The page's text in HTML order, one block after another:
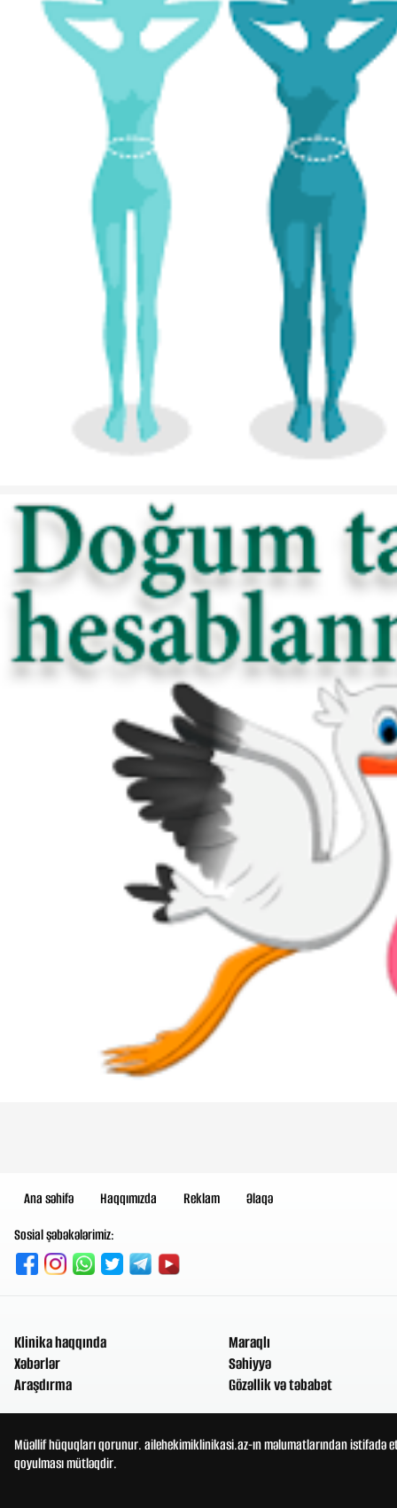
Ana səhifə Haqqımızda Reklam
Əlaqə
Sosial şəbəkələrimiz:
Klinika haqqında
Xəbərlər
Araşdırma
Maraqlı
Səhiyyə
Gözəllik və təbabət
Müəllif hüquqları qorunur. ailehekimiklinikasi.az-ın məlumatlarından
qoyulması mütləqdir.